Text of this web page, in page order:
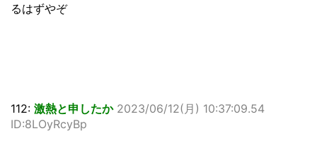
るはずやぞ
112: 激熱と申したか 2023/06/12(月) 10:37:09.54
ID:8LOyRcyBp